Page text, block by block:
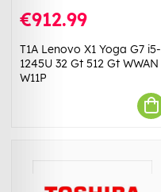
€912.99
T1A Lenovo X1 Yoga G7 i5-
1245U 32 Gt 512 Gt WWAN
W11P